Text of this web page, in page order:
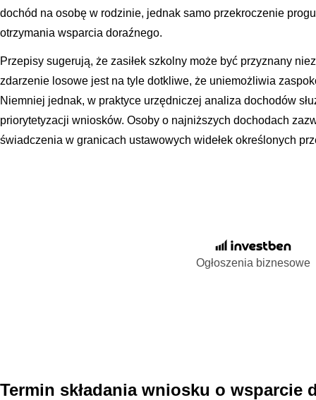
dochód na osobę w rodzinie, jednak samo przekroczenie
otrzymania wsparcia doraźnego.
Przepisy sugerują, że zasiłek szkolny może być przyznany
zdarzenie losowe jest na tyle dotkliwe, że uniemożliwia
Niemniej jednak, w praktyce urzędniczej analiza dochodów
priorytetyzacji wniosków. Osoby o najniższych dochodach
świadczenia w granicach ustawowych widełek określonych
Ogłoszenia biznesowe
Termin składania wniosku o wsparcie